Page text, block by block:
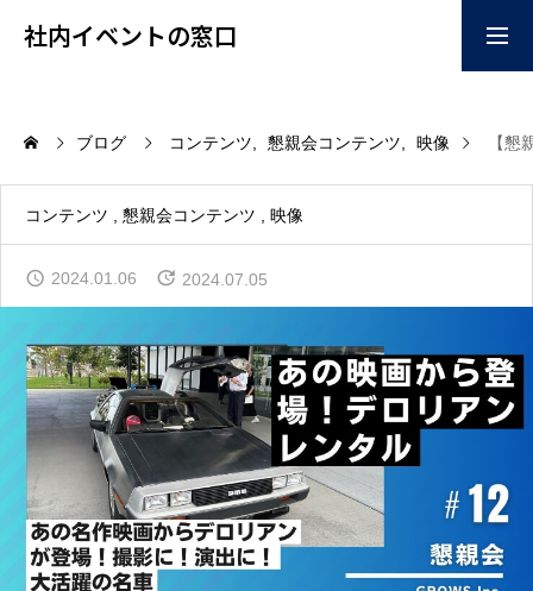
社内イベントの窓口
home
企画
コンテンツ
イベント会場
イベラク
ブログ コンテンツ 懇親会コンテンツ 映像 【
コンテンツ 懇親会コンテンツ 映像
2024.01.06 2024.07.05